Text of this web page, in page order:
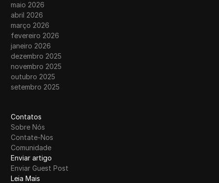
maio 2026
abril 2026
março 2026
fevereiro 2026
janeiro 2026
dezembro 2025
novembro 2025
outubro 2025
setembro 2025
Contatos
Sobre Nós
Contate-Nos
Comunidade
Enviar artigo
Enviar Guest Post
Leia Mais